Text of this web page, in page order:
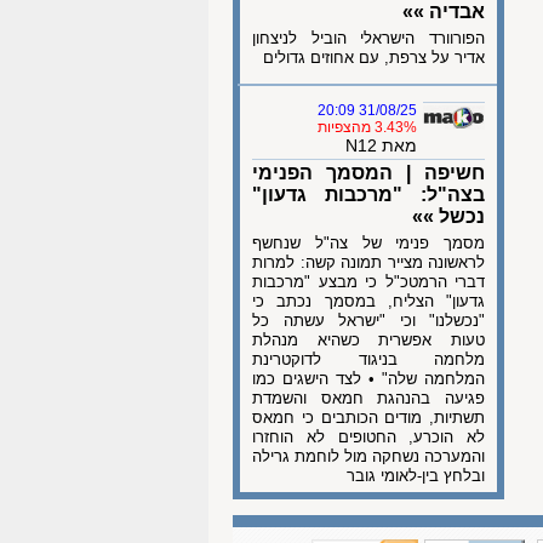
אבדיה »»
הפורוורד הישראלי הוביל לניצחון
אדיר על צרפת, עם אחוזים גדולים
31/08/25 20:09
3.43% מהצפיות
מאת N12
חשיפה | המסמך הפנימי
בצה"ל: "מרכבות גדעון"
נכשל »»
מסמך פנימי של צה"ל שנחשף
לראשונה מצייר תמונה קשה: למרות
דברי הרמטכ"ל כי מבצע "מרכבות
גדעון" הצליח, במסמך נכתב כי
"נכשלנו" וכי "ישראל עשתה כל
טעות אפשרית כשהיא מנהלת
מלחמה בניגוד לדוקטרינת
המלחמה שלה" • לצד הישגים כמו
פגיעה בהנהגת חמאס והשמדת
תשתיות, מודים הכותבים כי חמאס
לא הוכרע, החטופים לא הוחזרו
והמערכה נשחקה מול לוחמת גרילה
ובלחץ בין-לאומי גובר